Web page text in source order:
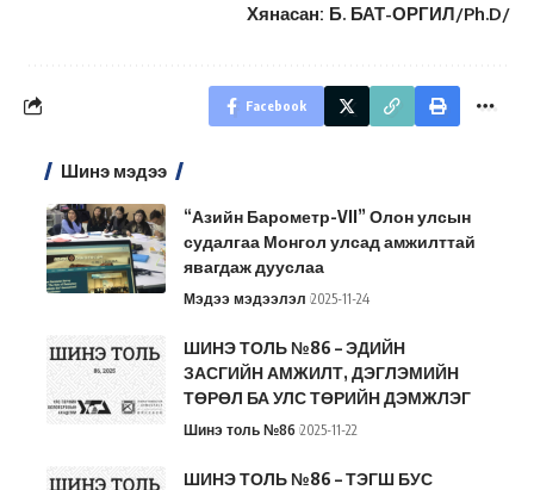
Хянасан: Б. БАТ-ОРГИЛ/Ph.D/
Facebook
Шинэ мэдээ
“Азийн Барометр-VII” Олон улсын
судалгаа Монгол улсад амжилттай
явагдаж дууслаа
Мэдээ мэдээлэл 2025-11-24
ШИНЭ ТОЛЬ №86 – ЭДИЙН
ЗАСГИЙН АМЖИЛТ, ДЭГЛЭМИЙН
ТӨРӨЛ БА УЛС ТӨРИЙН ДЭМЖЛЭГ
Шинэ толь №86 2025-11-22
ШИНЭ ТОЛЬ №86 – ТЭГШ БУС